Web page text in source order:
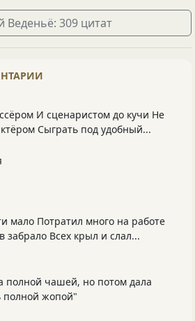
Веденьё: 309 цитат
И сценаристом до кучи Не
Сыграть под удобный...
мало Потратил много на работе
забрало Всех крыл и слал...
полной чашей, но потом дала
полной жопой"